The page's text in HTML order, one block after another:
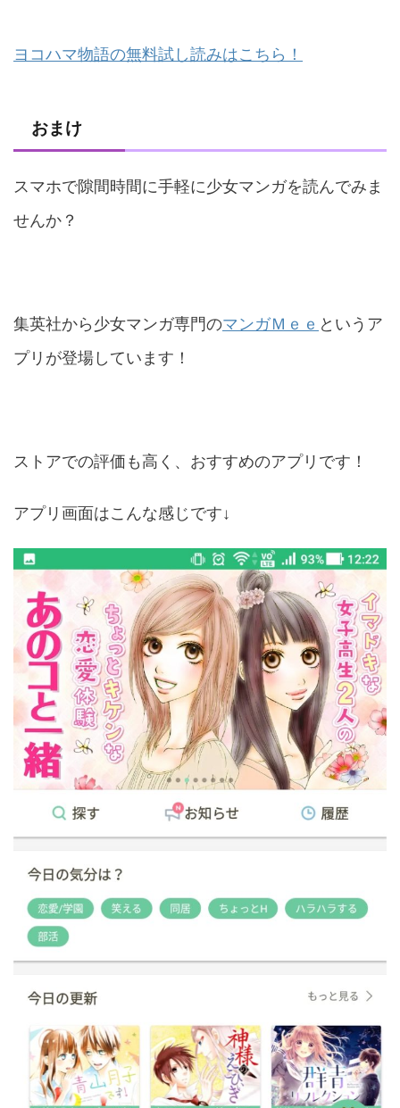
ヨコハマ物語の無料試し読みはこちら！
おまけ
スマホで隙間時間に手軽に少女マンガを読んでみま
せんか？
集英社から少女マンガ専門のマンガＭｅｅ というア
プリが登場しています！
ストアでの評価も高く、おすすめのアプリです！
アプリ画面はこんな感じです↓